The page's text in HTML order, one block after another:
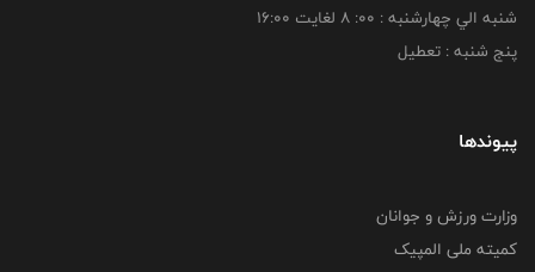
شنبه الي چهارشنبه : 00: 8 لغايت 16:00
پنج شنبه : تعطیل
پیوندها
وزارت ورزش و جوانان
کمیته ملی المپیک